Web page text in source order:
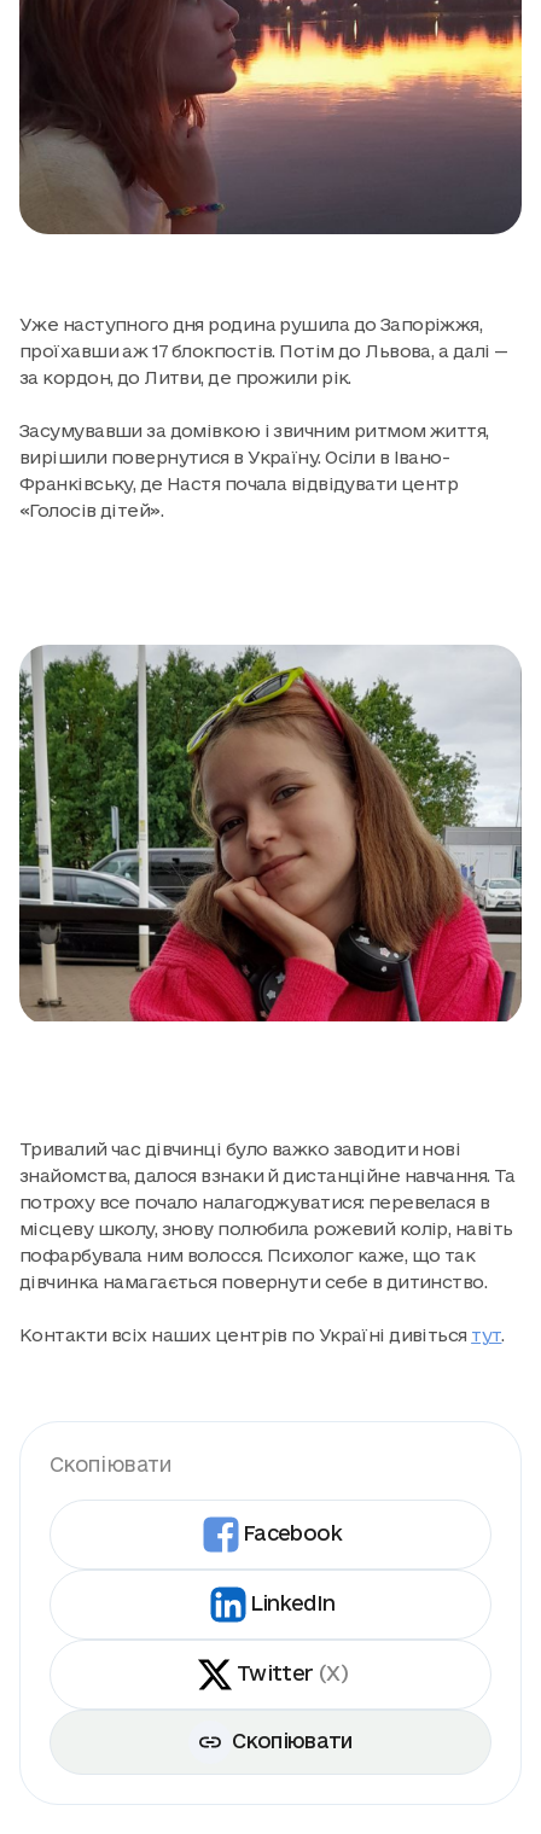
Уже наступного дня родина рушила до Запоріжжя,
проїхавши аж 17 блокпостів. Потім до Львова, а далі —
за кордон, до Литви, де прожили рік.
Засумувавши за домівкою і звичним ритмом життя,
вирішили повернутися в Україну. Осіли в Івано-
Франківську, де Настя почала відвідувати центр
«Голосів дітей».
Тривалий час дівчинці було важко заводити нові
знайомства, далося взнаки й дистанційне навчання. Та
потроху все почало налагоджуватися: перевелася в
місцеву школу, знову полюбила рожевий колір, навіть
пофарбувала ним волосся. Психолог каже, що так
дівчинка намагається повернути себе в дитинство.
Контакти всіх наших центрів по Україні дивіться тут.
Скопіювати
Facebook
LinkedIn
Twitter (X)
Скопіювати